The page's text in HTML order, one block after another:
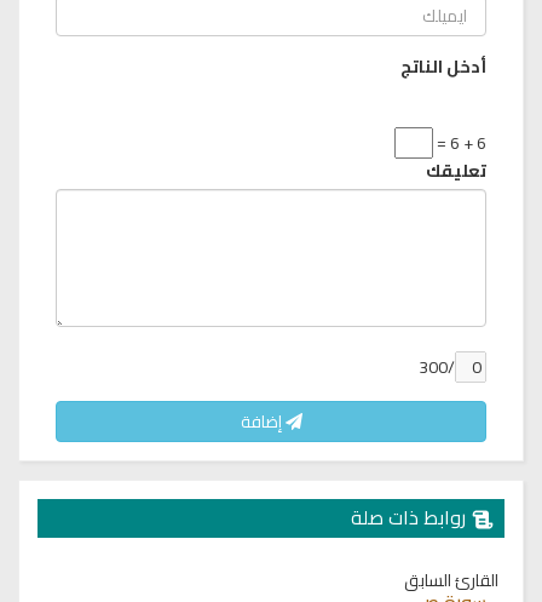
أدخل الناتج
6 + 6 =
تعليقك
/300
إضافة
روابط ذات صلة
القارئ السابق